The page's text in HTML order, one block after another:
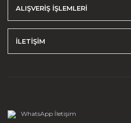
ALIŞVERİŞ İŞLEMLERİ
İLETİŞİM
WhatsApp İletişim